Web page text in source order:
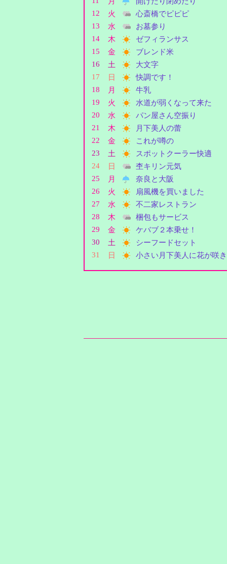
12
火
心斎橋でピピピ
13
水
お墓参り
14
木
ゼフィランサス
15
金
ブレンド米
16
土
大文字
17
日
快調です！
18
月
牛乳
19
火
水道が弱くなって来た
20
水
パン屋さん空振り
21
木
月下美人の蕾
22
金
これが噂の
23
土
スポットクーラー快適
24
日
杢キリン元気
25
月
奈良と大阪
26
火
扇風機を買いました
27
水
不二家レストラン
28
木
梱包もサービス
29
金
ケバブ２本乗せ！
30
土
シーフードセット
31
日 小さい月下美人に花が咲